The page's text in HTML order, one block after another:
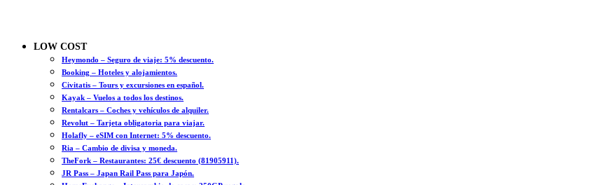
LOW COST
Heymondo – Seguro de viaje: 5% descuento.
Booking – Hoteles y alojamientos.
Civitatis – Tours y excursiones en español.
Kayak – Vuelos a todos los destinos.
Rentalcars – Coches y vehículos de alquiler.
Revolut – Tarjeta obligatoria para viajar.
Holafly – eSIM con Internet: 5% descuento.
Ria – Cambio de divisa y moneda.
TheFork – Restaurantes: 25€ descuento (81905911).
JR Pass – Japan Rail Pass para Japón.